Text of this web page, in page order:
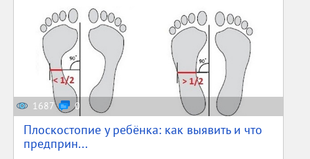
1687 0
Плоскостопие у ребёнка: как выявить и что
предприн...